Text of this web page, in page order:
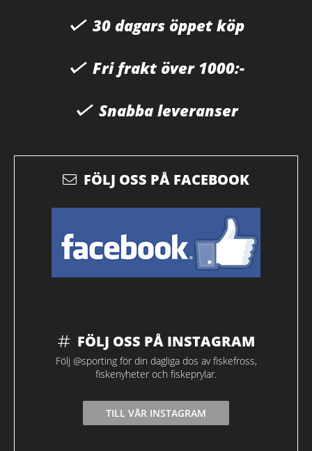
30 dagars öppet köp
Fri frakt över 1000:-
Snabba leveranser
FÖLJ OSS PÅ FACEBOOK
FÖLJ OSS PÅ INSTAGRAM
Följ @sporting för din dagliga dos av fiskefross,
fiskenyheter och fiskeprylar.
TILL VÅR INSTAGRAM